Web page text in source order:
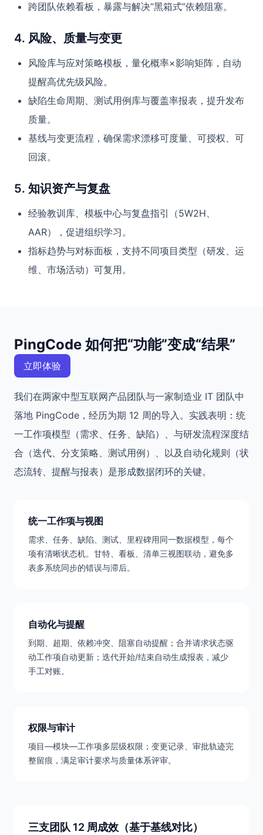
跨团队依赖看板，暴露与解决“黑箱式”依赖阻塞。
4. 风险、质量与变更
风险库与应对策略模板，量化概率×影响矩阵，自动
提醒高优先级风险。
缺陷生命周期、测试用例库与覆盖率报表，提升发布
质量。
基线与变更流程，确保需求漂移可度量、可授权、可
回滚。
5. 知识资产与复盘
经验教训库、模板中心与复盘指引（5W2H、
AAR），促进组织学习。
指标趋势与对标面板，支持不同项目类型（研发、运
维、市场活动）可复用。
PingCode 如何把“功能”变成“结果”
立即体验
我们在两家中型互联网产品团队与一家制造业 IT 团队中
落地 PingCode，经历为期 12 周的导入。实践表明：统
一工作项模型（需求、任务、缺陷）、与研发流程深度结
合（迭代、分支策略、测试用例）、以及自动化规则（状
态流转、提醒与报表）是形成数据闭环的关键。
统一工作项与视图
需求、任务、缺陷、测试、里程碑用同一数据模型，每个
项有清晰状态机。甘特、看板、清单三视图联动，避免多
表多系统同步的错误与滞后。
自动化与提醒
到期、超期、依赖冲突、阻塞自动提醒；合并请求状态驱
动工作项自动更新；迭代开始/结束自动生成报表，减少
手工对账。
权限与审计
项目—模块—工作项多层级权限；变更记录、审批轨迹完
整留痕，满足审计要求与质量体系评审。
三支团队 12 周成效（基于基线对比）